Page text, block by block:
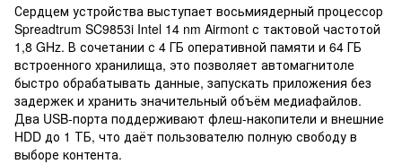
Сердцем устройства выступает восьмиядерный процессор
Spreadtrum SC9853i Intel 14 nm Airmont с тактовой частотой
1,8 GHz. В сочетании с 4 ГБ оперативной памяти и 64 ГБ
встроенного хранилища, это позволяет автомагнитоле
быстро обрабатывать данные, запускать приложения без
задержек и хранить значительный объём медиафайлов.
Два USB-порта поддерживают флеш-накопители и внешние
HDD до 1 ТБ, что даёт пользователю полную свободу в
выборе контента.